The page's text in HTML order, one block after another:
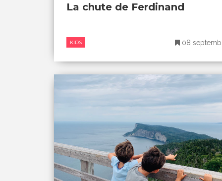
La chute de Ferdinand
KIDS 08